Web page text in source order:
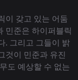
이 갖고 있는 어둠
민준은 하이퍼블릭
. 그리고 그들이 밝
것이 민준과 유진
도 예상할 수 없는